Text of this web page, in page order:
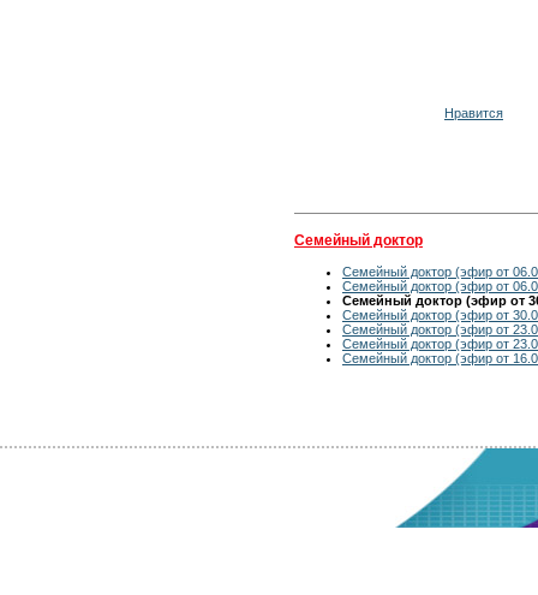
Нравится
Семейный доктор
Семейный доктор (эфир от
Семейный доктор (эфир от
Семейный доктор (эфир от
Семейный доктор (эфир от
Семейный доктор (эфир от
Семейный доктор (эфир от
Семейный доктор (эфир от